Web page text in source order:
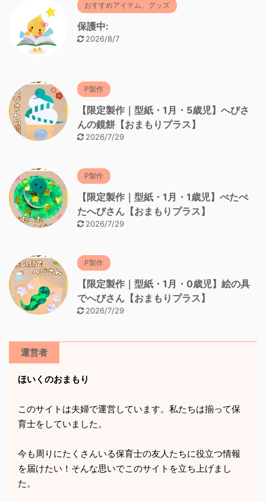
おすすめアイテム、グッズ
保護中:
2026/8/7
P製作
【限定製作｜型紙・1月・5歳児】へびさ
んの鏡餅【おまもりプラス】
2026/7/29
P製作
【限定製作｜型紙・1月・1歳児】ぺたぺ
たへびさん【おまもりプラス】
2026/7/29
P製作
【限定製作｜型紙・1月・0歳児】絵の具
でへびさん【おまもりプラス】
2026/7/29
運営者
ほいくのおまもり
このサイトは夫婦で運営しています。私たちは揃って保
育士をしていました。
今も周りにたくさんいる保育士の友人たちに役立つ情報
を届けたい！そんな思いでこのサイトを立ち上げまし
た。